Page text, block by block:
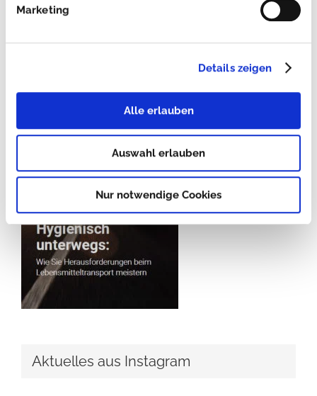
Marketing
Details zeigen
Alle erlauben
Auswahl erlauben
Nur notwendige Cookies
Aktuelles aus Instagram